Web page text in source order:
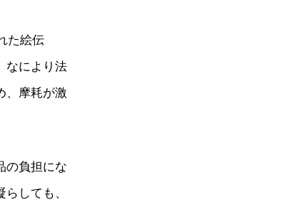
た絵伝
なにより法
、摩耗が激
の負担にな
しても、